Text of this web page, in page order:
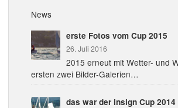
News
erste Fotos vom Cup 2015
26. Juli 2016
2015 erneut mit Wetter- und
ersten zwei Bilder-Galerien…
das war der insign Cup 2014